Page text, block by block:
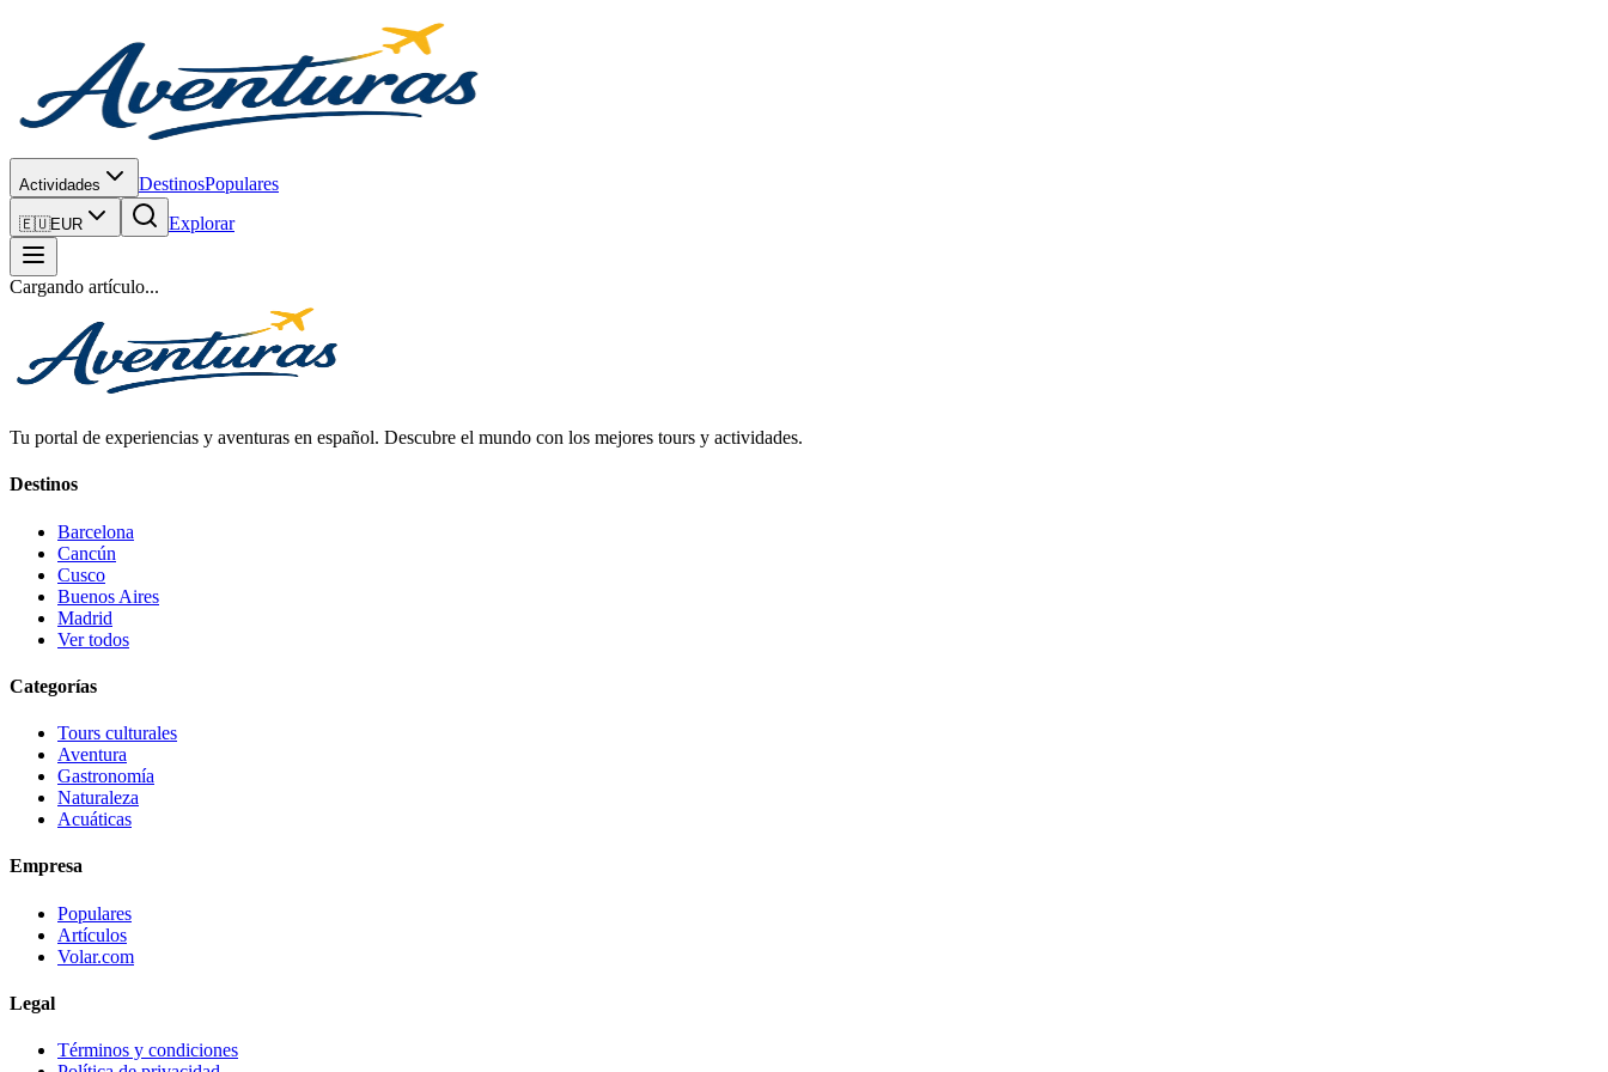
Actividades DestinosPopulares
🇪🇺EUR Explorar
Cargando artículo...
Tu portal de experiencias y aventuras en español. Descubre el mundo con los mejores tours y actividades.
Destinos
Barcelona
Cancún
Cusco
Buenos Aires
Madrid
Ver todos
Categorías
Tours culturales
Aventura
Gastronomía
Naturaleza
Acuáticas
Empresa
Populares
Artículos
Volar.com
Legal
Términos y condiciones